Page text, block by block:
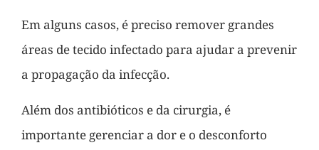
Em alguns casos, é preciso remover grandes
áreas de tecido infectado para ajudar a prevenir
a propagação da infecção.
Além dos antibióticos e da cirurgia, é
importante gerenciar a dor e o desconforto